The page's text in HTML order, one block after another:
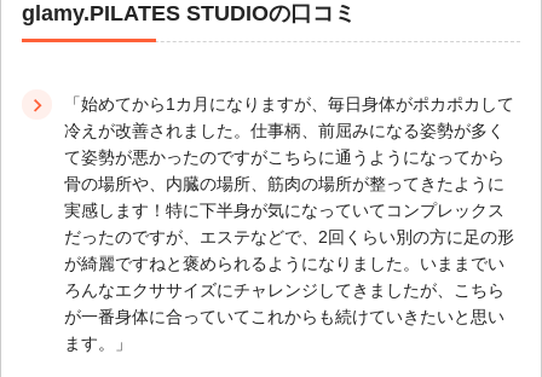
glamy.PILATES STUDIOの口コミ
「始めてから1カ月になりますが、毎日身体がポカポカして
冷えが改善されました。仕事柄、前屈みになる姿勢が多く
て姿勢が悪かったのですがこちらに通うようになってから
骨の場所や、内臓の場所、筋肉の場所が整ってきたように
実感します！特に下半身が気になっていてコンプレックス
だったのですが、エステなどで、2回くらい別の方に足の形
が綺麗ですねと褒められるようになりました。いままでい
ろんなエクササイズにチャレンジしてきましたが、こちら
が一番身体に合っていてこれからも続けていきたいと思い
ます。」